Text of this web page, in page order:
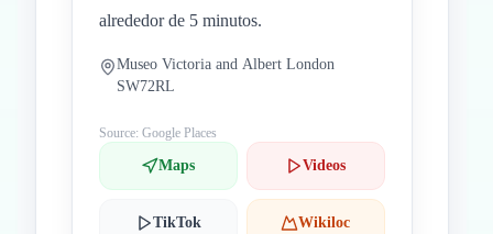
alrededor de 5 minutos.
Museo Victoria and Albert London
SW72RL
Source: Google Places
Maps Videos
TikTok Wikiloc